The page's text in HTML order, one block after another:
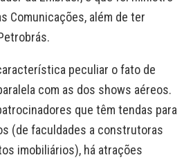
Comunicações, além de ter
peculiar o fato de
com as dos shows aéreos.
que têm tendas para
(de faculdades a construtoras
imobiliários), há atrações